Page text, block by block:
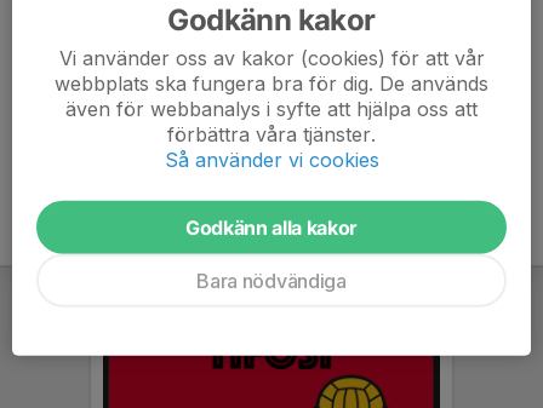
sammandrag.se/sv/app/present?
code=9LTT68&auto=true
Godkänn kakor
Vi använder oss av kakor (cookies) för att vår
webbplats ska fungera bra för dig. De används
även för webbanalys i syfte att hjälpa oss att
förbättra våra tjänster.
Så använder vi cookies
Godkänn alla kakor
Bara nödvändiga